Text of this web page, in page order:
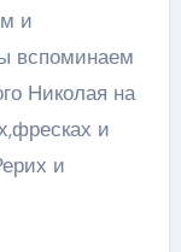
и
вспоминаем
Николая на
и
и